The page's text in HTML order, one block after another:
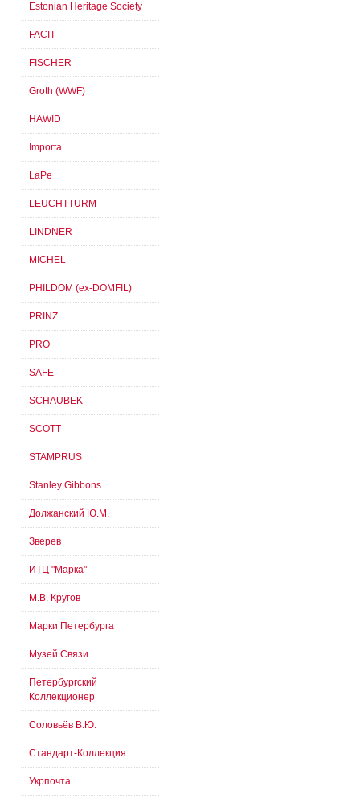
Estonian Heritage Society
FACIT
FISCHER
Groth (WWF)
HAWID
Importa
LaPe
LEUCHTTURM
LINDNER
MICHEL
PHILDOM (ex-DOMFIL)
PRINZ
PRO
SAFE
SCHAUBEK
SCOTT
STAMPRUS
Stanley Gibbons
Должанский Ю.М.
Зверев
ИТЦ "Марка"
М.В. Кругов
Марки Петербурга
Музей Связи
Петербургский
Коллекционер
Соловьёв В.Ю.
Стандарт-Коллекция
Укрпочта